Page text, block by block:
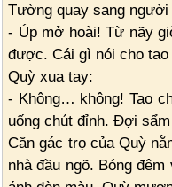
Tường quay sang người
- Úp mở hoài! Từ nãy
được. Cái gì nói cho tao
Quỳ xua tay:
- Không… không! Tao
uống chút đỉnh. Đợi
Căn gác trọ của Quỳ
nhà đầu ngõ. Bóng